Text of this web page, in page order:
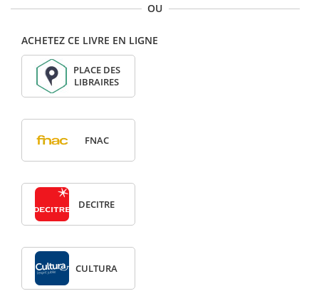
OU
ACHETEZ CE LIVRE EN LIGNE
PLACE DES
LIBRAIRES
FNAC
DECITRE
CULTURA